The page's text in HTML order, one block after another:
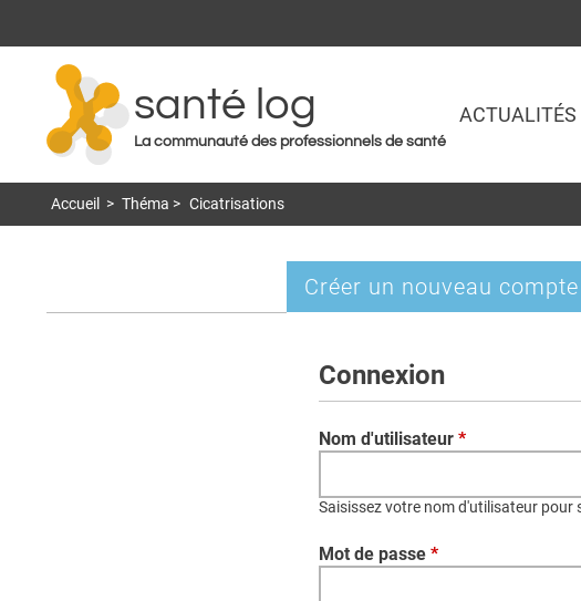
santé log
La communauté des professionnels de santé
ACTUALITÉS
Accueil > Théma > Cicatrisations
Onglets
Créer un nouveau compte
Connexion
Nom d'utilisateur *
Saisissez votre nom d'utilisateur pour
Mot de passe *